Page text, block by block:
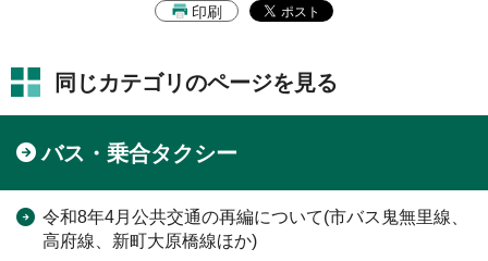
印刷
同じカテゴリのページを見る
バス・乗合タクシー
令和8年4月公共交通の再編について(市バス鬼無里線、
高府線、新町大原橋線ほか)